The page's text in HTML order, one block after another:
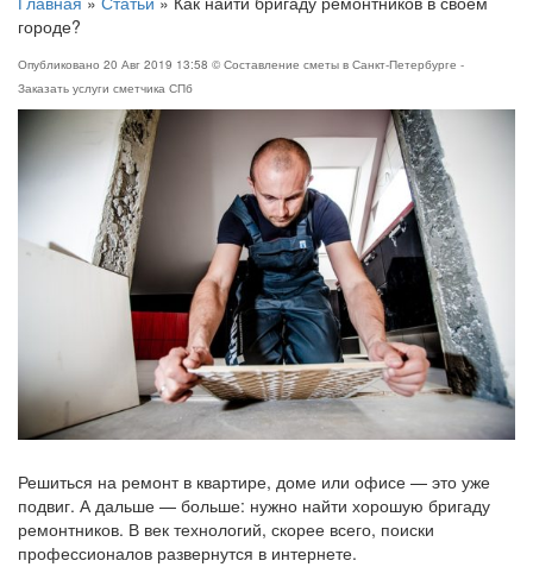
городе?
Опубликовано 20 Авг 2019 13:58 © Составление сметы в Санкт-Петербурге -
Заказать услуги сметчика СПб
Решиться на ремонт в квартире, доме или офисе — это уже
подвиг. А дальше — больше: нужно найти хорошую бригаду
ремонтников. В век технологий, скорее всего, поиски
профессионалов развернутся в интернете.